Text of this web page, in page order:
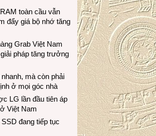
toàn cầu vẫn
đẩy giá bộ nhớ tăng
Grab Việt Nam
pháp tăng trưởng
mà còn phải
ở mọi góc nhà
LG lần đầu tiên áp
Việt Nam
đang tiếp tục